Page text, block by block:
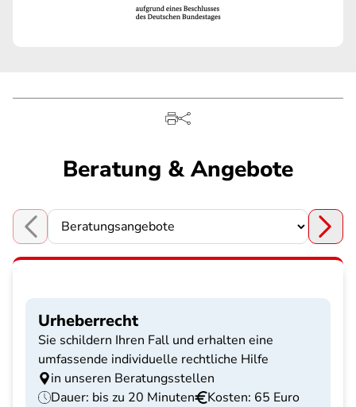
Beratung & Angebote
Choose a section
Urheberrecht
Sie schildern Ihren Fall und erhalten eine
umfassende individuelle rechtliche Hilfe
in unseren Beratungsstellen
Dauer: bis zu 20 Minuten
Kosten: 65 Euro